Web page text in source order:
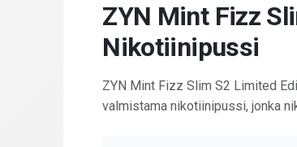
ZYN Mint Fizz
Nikotiinipussi
ZYN Mint Fizz Slim S2 Limited
valmistama nikotiinipussi, jonka